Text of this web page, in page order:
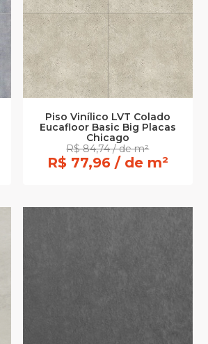
Piso Vinílico LVT Colado
Eucafloor Basic Big Placas
Chicago
R$ 84,74 / de m²
R$ 77,96 / de m²